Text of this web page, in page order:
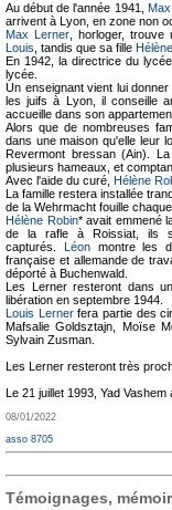
Au début de l'année 1941,
arrivent à Lyon, en zone non
Max Lerner, horloger,
Louis , tandis que sa fille Hélène
En 1942, la directrice du
lycée.
Un enseignant vient lui
les juifs à Lyon, il conseille
accueille dans son
Alors que de nombreuses
dans une maison qu'elle leur
Revermont bressan (Ain).
plusieurs hameaux, et
Avec l'aide du curé, Hélène
La famille restera installée
de la Wehrmacht fouille
Hélène Robin* avait emmené
de la rafle à Roissiat, ils
capturés. Léonmontre les
française et allemande de
déporté à Buchenwald.
Les Lerner resteront dans
libération en septembre 1944.
Louis Lernerfera partie des
Mafsalie Goldsztajn, Moïse
Sylvain Zusman.
Les Lerner resteront très
Le 21 juillet 1993, Yad Vashem
08/01/2022
asso 8705
Témoignages,